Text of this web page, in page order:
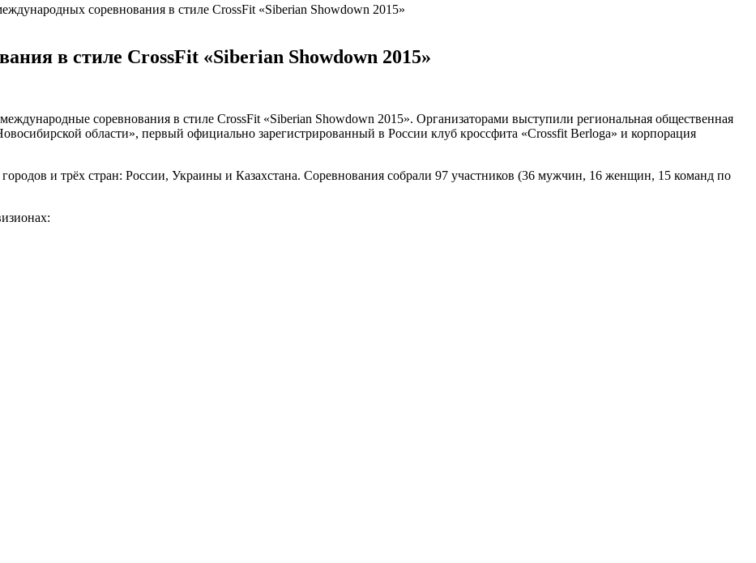
соревнования в стиле CrossFit «Siberian Showdown 2015»
в стиле CrossFit «Siberian Showdown 2015»
соревнования в стиле CrossFit «Siberian Showdown 2015». Организаторами выступили региональная общественная
области», первый официально зарегистрированный в России клуб кроссфита «Сrossfit Berloga» и корпорация
и трёх стран: России, Украины и Казахстана. Соревнования собрали 97 участников (36 мужчин, 16 женщин, 15 команд по